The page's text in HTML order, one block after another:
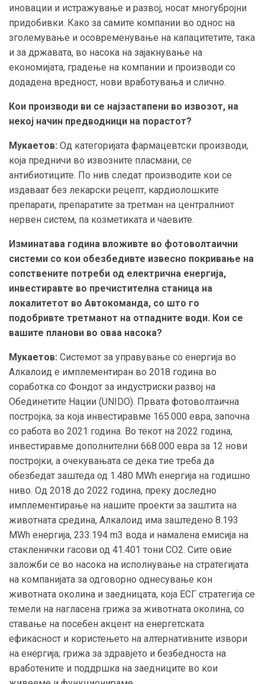
иновации и истражување и развој, носат многубројни
придобивки. Како за самите компании во однос на
зголемување и осовременување на капацитетите, така
и за државата, во насока на зајакнување на
економијата, градење на компании и производи со
додадена вредност, нови вработувања и слично.
Кои производи ви се најзастапени во извозот, на
некој начин предводници на порастот?
Мукаетов: Од категоријата фармацевтски производи,
која предничи во извозните пласмани, се
антибиотиците. По нив следат производите кои се
издаваат без лекарски рецепт, кардиолошките
препарати, препаратите за третман на централниот
нервен систем, па козметиката и чаевите.
Изминатава година вложивте во фотоволтаични
системи со кои обезбедивте извесно покривање на
сопствените потреби од електрична енергија,
инвестиравте во пречистителна станица на
локалитетот во Автокоманда, со што го
подобривте третманот на отпадните води. Кои се
вашите планови во оваа насока?
Мукаетов: Системот за управување со енергија во
Алкалоид е имплементиран во 2018 година во
соработка со Фондот за индустриски развој на
Обединетите Нации (UNIDO). Првата фотоволтаична
постројка, за која инвестиравме 165.000 евра, започна
со работа во 2021 година. Во текот на 2022 година,
инвестиравме дополнителни 668.000 евра за 12 нови
постројки, а очекувањата се дека тие треба да
обезбедат заштеда од 1.480 MWh енергија на годишно
ниво. Од 2018 до 2022 година, преку доследно
имплементирање на нашите проекти за заштита на
животната средина, Алкалоид има заштедено 8.193
MWh енергија, 233.194 m3 вода и намалена емисија на
стакленички гасови од 41.401 тони CO2. Сите овие
заложби се во насока на исполнување на стратегијата
на компанијата за одговорно однесување кон
животната околина и заедницата, која ЕСГ стратегија се
темели на нагласена грижа за животната околина, со
ставање на посебен акцент на енергетската
ефикасност и користењето на алтернативните извори
на енергија; грижа за здравјето и безбедноста на
вработените и поддршка на заедниците во кои